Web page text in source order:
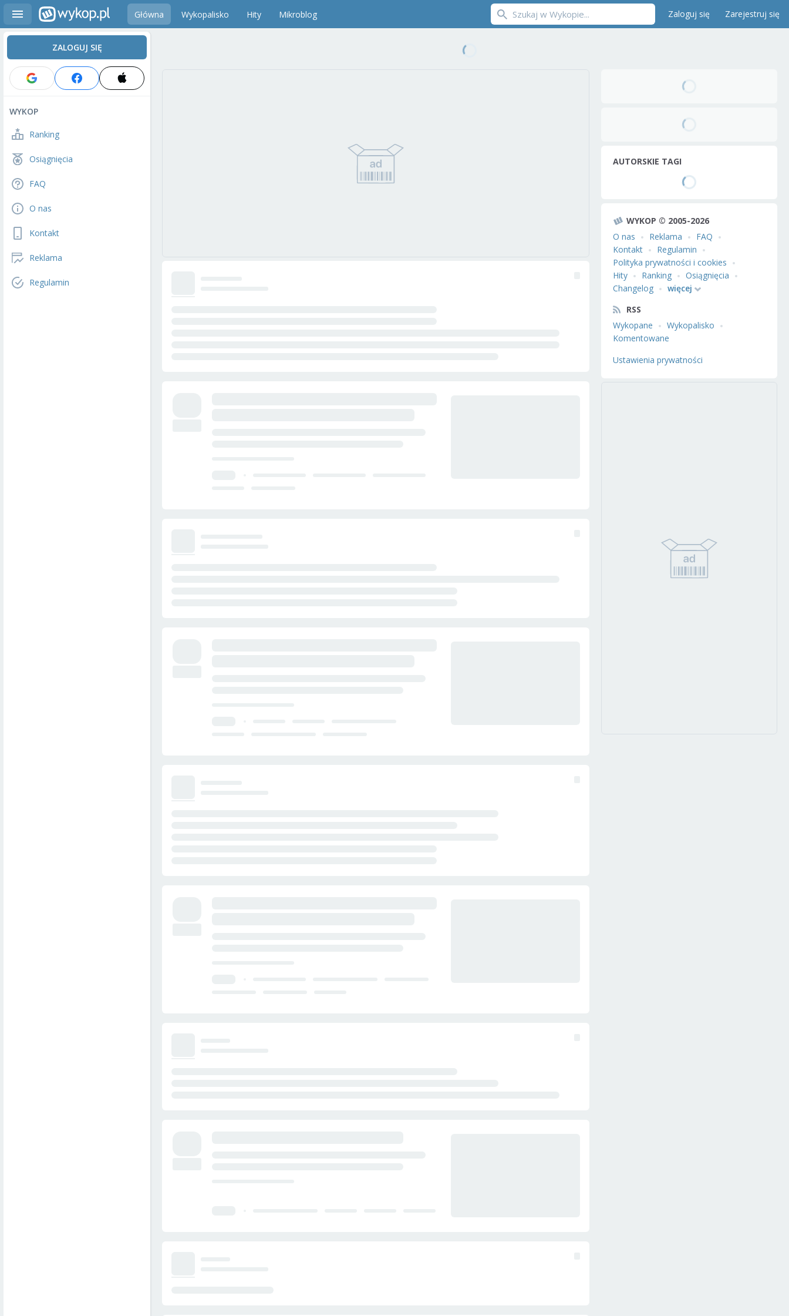
Główna Wykopalisko Hity Mikroblog Zaloguj się Zarejestruj się
ZALOGUJ SIĘ
WYKOP
Ranking
Osiągnięcia
FAQ
O nas
Kontakt
Reklama
Regulamin
AUTORSKIE TAGI
WYKOP © 2005-2026
O nas
Reklama
FAQ
Kontakt
Regulamin
Polityka prywatności i cookies
Hity
Ranking
Osiągnięcia
Changelog
więcej
RSS
Wykopane
Wykopalisko
Komentowane
Ustawienia prywatności